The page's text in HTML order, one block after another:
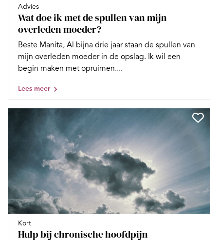
Advies
Wat doe ik met de spullen van mijn
overleden moeder?
Beste Manita, Al bijna drie jaar staan de spullen van
mijn overleden moeder in de opslag. Ik wil een
begin maken met opruimen....
Lees meer
Kort
Hulp bij chronische hoofdpijn